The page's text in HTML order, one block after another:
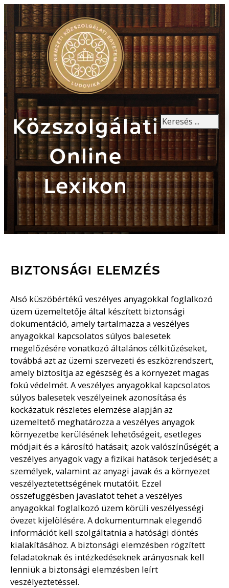
Közszolgálati
Online
Lexikon
Keresés
BIZTONSÁGI ELEMZÉS
Alsó küszöbértékű veszélyes anyagokkal foglalkozó
üzem üzemeltetője által készített biztonsági
dokumentáció, amely tartalmazza a veszélyes
anyagokkal kapcsolatos súlyos balesetek
megelőzésére vonatkozó általános célkitűzéseket,
továbbá azt az üzemi szervezeti és eszközrendszert,
amely biztosítja az egészség és a környezet magas
fokú védelmét. A veszélyes anyagokkal kapcsolatos
súlyos balesetek veszélyeinek azonosítása és
kockázatuk részletes elemzése alapján az
üzemeltető meghatározza a veszélyes anyagok
környezetbe kerülésének lehetőségeit, esetleges
módjait és a károsító hatásait; azok valószínűségét; a
veszélyes anyagok vagy a fizikai hatások terjedését; a
személyek, valamint az anyagi javak és a környezet
veszélyeztetettségének mutatóit. Ezzel
összefüggésben javaslatot tehet a veszélyes
anyagokkal foglalkozó üzem körüli veszélyességi
övezet kijelölésére. A dokumentumnak elegendő
információt kell szolgáltatnia a hatósági döntés
kialakításához. A biztonsági elemzésben rögzített
feladatoknak és intézkedéseknek arányosnak kell
lenniük a biztonsági elemzésben leírt
veszélyeztetéssel.